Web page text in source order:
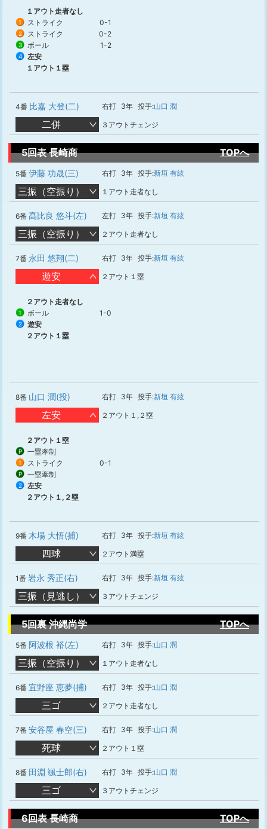
１アウト走者なし
1 ストライク 0-1
2 ストライク 0-2
3 ボール 1-2
4
左安
１アウト１塁
4番 比嘉 大登(二) 右打 3年 投手:山口 潤
二併 ３アウトチェンジ
5回表 長崎商 TOPへ
5番 伊藤 功晟(三) 右打 3年 投手:新垣 有絃
三振（空振り） １アウト走者なし
6番 髙比良 悠斗(左) 左打 3年 投手:新垣 有絃
三振（空振り） ２アウト走者なし
7番 永田 悠翔(二) 右打 3年 投手:新垣 有絃
遊安 ２アウト１塁
２アウト走者なし
1 ボール 1-0
2
遊安
２アウト１塁
8番 山口 潤(投) 右打 3年 投手:新垣 有絃
左安 ２アウト１,２塁
２アウト１塁
P 一塁牽制
1 ストライク 0-1
P 一塁牽制
2
左安
２アウト１,２塁
9番 木場 大悟(捕) 右打 3年 投手:新垣 有絃
四球 ２アウト満塁
1番 岩永 秀正(右) 右打 3年 投手:新垣 有絃
三振（見逃し） ３アウトチェンジ
5回裏 沖縄尚学 TOPへ
5番 阿波根 裕(左) 右打 3年 投手:山口 潤
三振（空振り） １アウト走者なし
6番 宜野座 恵夢(捕) 右打 3年 投手:山口 潤
三ゴ ２アウト走者なし
7番 安谷屋 春空(三) 右打 3年 投手:山口 潤
死球 ２アウト１塁
8番 田淵 颯士郎(右) 右打 3年 投手:山口 潤
三ゴ ３アウトチェンジ
6回表 長崎商 TOPへ